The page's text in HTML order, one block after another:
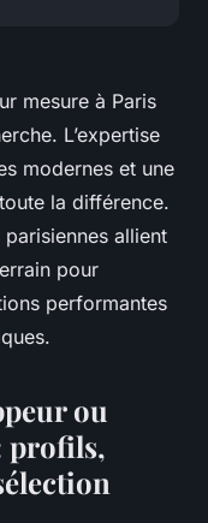
mesure à Paris
L’expertise
modernes et une
la différence.
allient
pour
performantes
ou
profils,